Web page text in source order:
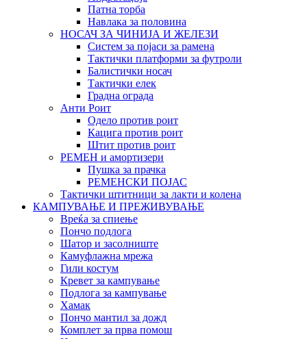
Патна торба
Навлака за половина
НОСАЧ ЗА ЧИНИЈА И ЖЕЛЕЗИ
Систем за појаси за рамена
Тактички платформи за футроли
Балистички носач
Тактички елек
Градна ограда
Анти Роит
Одело против роит
Кацига против роит
Штит против роит
РЕМЕН и амортизери
Пушка за прачка
РЕМЕНСКИ ПОЈАС
Тактички штитници за лакти и колена
КАМПУВАЊЕ И ПРЕЖИВУВАЊЕ
Вреќа за спиење
Пончо подлога
Шатор и засолниште
Камуфлажна мрежа
Гили костум
Кревет за кампување
Подлога за кампување
Хамак
Пончо мантил за дожд
Комплет за прва помош